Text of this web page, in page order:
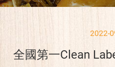
2022-
全國第一Clean